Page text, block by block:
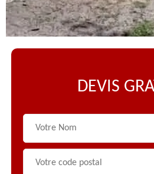
DEVIS